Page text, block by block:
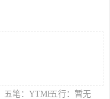
五笔：YTMF五行：暂无